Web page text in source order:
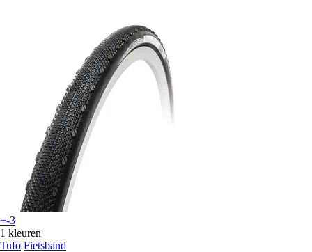
+-3
1 kleuren
Tufo Fietsband